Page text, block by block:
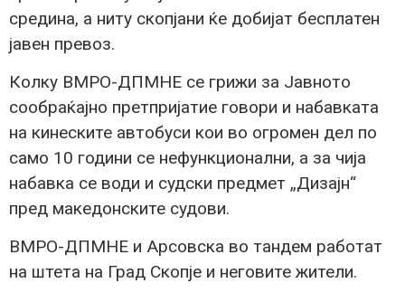
средина, а ниту скопјани ќе добијат бесплатен
јавен превоз.
Колку ВМРО-ДПМНЕ се грижи за Јавното
сообраќајно претпријатие говори и набавката
на кинеските автобуси кои во огромен дел по
само 10 години се нефункционални, а за чија
набавка се води и судски предмет „Дизајн“
пред македонските судови.
ВМРО-ДПМНЕ и Арсовска во тандем работат
на штета на Град Скопје и неговите жители.